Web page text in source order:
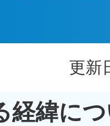
更新
経緯に